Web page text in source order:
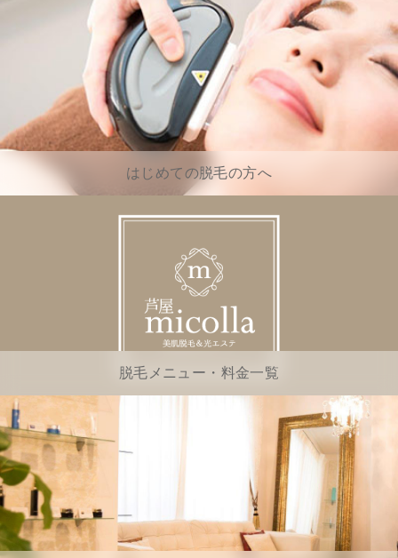
はじめての脱毛の方へ
脱毛メニュー・料金一覧